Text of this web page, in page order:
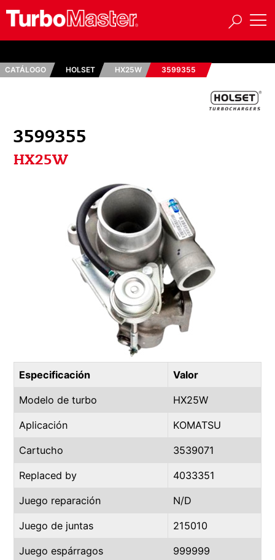
CATÁLOGO HOLSET HX25W 3599355
3599355
HX25W
Especificación Valor
Modelo de turbo HX25W
Aplicación KOMATSU
Cartucho 3539071
Replaced by 4033351
Juego reparación N/D
Juego de juntas 215010
Juego espárragos 999999